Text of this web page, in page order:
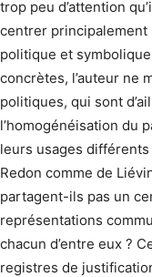
trop peu d’attention
centrer principalement
politique et
concrètes, l’auteur ne
politiques, qui sont
l’homogénéisation du
leurs usages
Redon comme de
partagent-ils pas un
représentations
chacun d’entre eux ?
registres de